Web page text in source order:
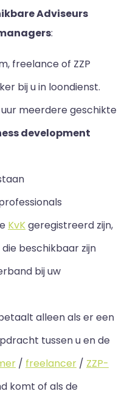
Adviseurs
:
freelance of ZZP
bij u in loondienst.
meerdere geschikte
development
KvKgeregistreerd zijn,
beschikbaar zijn
bij uw
alleen als er een
tussen u en de
/ freelancer / ZZP-
komt of als de